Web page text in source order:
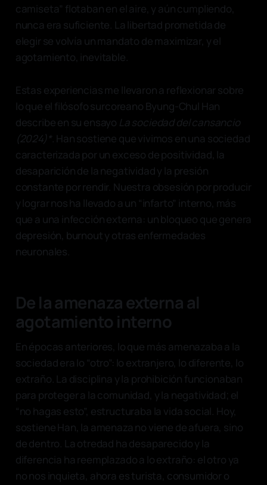
camiseta” flotaban en el aire, y aún cumpliendo,
nunca era suficiente. La libertad prometida de
elegir se volvía un mandato de maximizar, y el
agotamiento, inevitable.
Estas experiencias me llevaron a reflexionar sobre
lo que el filósofo surcoreano Byung-Chul Han
describe en su ensayo La sociedad del cansancio
(2024)*. Han sostiene que vivimos en una sociedad
caracterizada por un exceso de positividad, la
desaparición de la negatividad y la presión
constante por rendir. Nuestra obsesión por producir
y lograr nos ha llevado a un “infarto” interno, más
que a una infección externa: un bloqueo que genera
depresión, burnout y otras enfermedades
neuronales.
De la amenaza externa al
agotamiento interno
En épocas anteriores, lo que más amenazaba a la
sociedad era lo “otro”: lo extranjero, lo diferente, lo
extraño. La disciplina y la prohibición funcionaban
para proteger a la comunidad, y la negatividad; el
“no hagas esto”, estructuraba la vida social. Hoy,
sostiene Han, la amenaza no viene de afuera, sino
de dentro. La otredad ha desaparecido y la
diferencia ha reemplazado a lo extraño: el otro ya
no nos inquieta, ahora es turista, consumidor o